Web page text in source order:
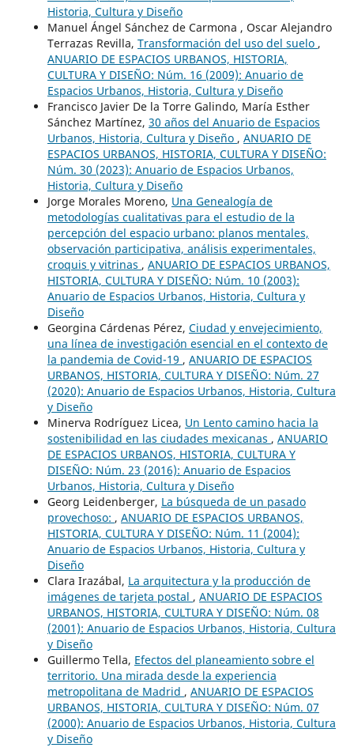
Historia, Cultura y Diseño
Manuel Ángel Sánchez de Carmona , Oscar Alejandro
Terrazas Revilla, Transformación del uso del suelo ,
ANUARIO DE ESPACIOS URBANOS, HISTORIA,
CULTURA Y DISEÑO: Núm. 16 (2009): Anuario de
Espacios Urbanos, Historia, Cultura y Diseño
Francisco Javier De la Torre Galindo, María Esther
Sánchez Martínez, 30 años del Anuario de Espacios
Urbanos, Historia, Cultura y Diseño , ANUARIO DE
ESPACIOS URBANOS, HISTORIA, CULTURA Y DISEÑO:
Núm. 30 (2023): Anuario de Espacios Urbanos,
Historia, Cultura y Diseño
Jorge Morales Moreno, Una Genealogía de
metodologías cualitativas para el estudio de la
percepción del espacio urbano: planos mentales,
observación participativa, análisis experimentales,
croquis y vitrinas , ANUARIO DE ESPACIOS URBANOS,
HISTORIA, CULTURA Y DISEÑO: Núm. 10 (2003):
Anuario de Espacios Urbanos, Historia, Cultura y
Diseño
Georgina Cárdenas Pérez, Ciudad y envejecimiento,
una línea de investigación esencial en el contexto de
la pandemia de Covid-19 , ANUARIO DE ESPACIOS
URBANOS, HISTORIA, CULTURA Y DISEÑO: Núm. 27
(2020): Anuario de Espacios Urbanos, Historia, Cultura
y Diseño
Minerva Rodríguez Licea, Un Lento camino hacia la
sostenibilidad en las ciudades mexicanas , ANUARIO
DE ESPACIOS URBANOS, HISTORIA, CULTURA Y
DISEÑO: Núm. 23 (2016): Anuario de Espacios
Urbanos, Historia, Cultura y Diseño
Georg Leidenberger, La búsqueda de un pasado
provechoso: , ANUARIO DE ESPACIOS URBANOS,
HISTORIA, CULTURA Y DISEÑO: Núm. 11 (2004):
Anuario de Espacios Urbanos, Historia, Cultura y
Diseño
Clara Irazábal, La arquitectura y la producción de
imágenes de tarjeta postal , ANUARIO DE ESPACIOS
URBANOS, HISTORIA, CULTURA Y DISEÑO: Núm. 08
(2001): Anuario de Espacios Urbanos, Historia, Cultura
y Diseño
Guillermo Tella, Efectos del planeamiento sobre el
territorio. Una mirada desde la experiencia
metropolitana de Madrid , ANUARIO DE ESPACIOS
URBANOS, HISTORIA, CULTURA Y DISEÑO: Núm. 07
(2000): Anuario de Espacios Urbanos, Historia, Cultura
y Diseño